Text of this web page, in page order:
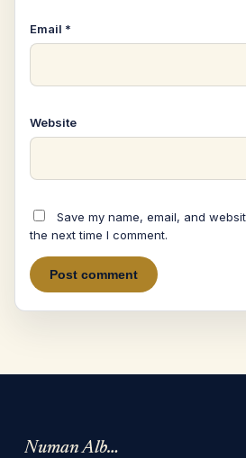
Email *
Website
Save my name, email, and
the next time I comment.
Numan Albarbari